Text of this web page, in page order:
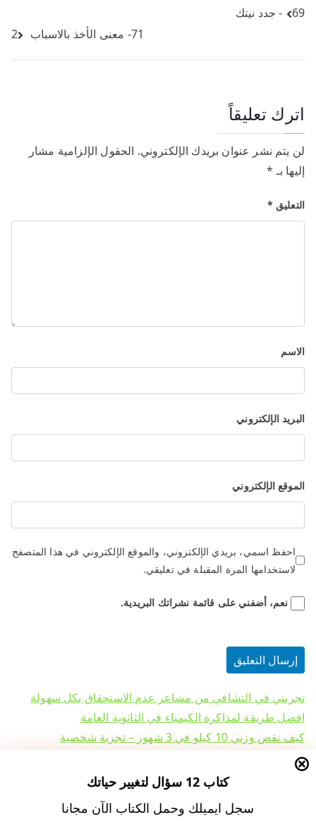
كتاب 12 سؤال لتغيير حياتك
سجل ايميلك وحمل الكتاب الآن مجانا
تصفّح
69- جدد نيتك
71- معنى الأخذ بالاسباب 2
اترك تعليقاً
لن يتم نشر عنوان بريدك الإلكتروني. الحقول الإلزامية مشار
إليها بـ *
التعليق *
الاسم
البريد الإلكتروني
الموقع الإلكتروني
احفظ اسمي، بريدي الإلكتروني، والموقع الإلكتروني في هذا المتصفح
لاستخدامها المرة المقبلة في تعليقي.
نعم، أضفني على قائمة نشراتك البريدية.
تجربتي في التشافي من مشاعر عدم الاستحقاق بكل سهولة
افضل طريقة لمذاكرة الكيمياء في الثانوية العامة
كيف نقص وزني 10 كيلو في 3 شهور – تجربة شخصية
تجربتي في قراءة سورة البقرة يوميا والمعجزات التي حدثت لي
الالتزام بسورة البقرة في السفر والترحال وتأثيرها النفسي –